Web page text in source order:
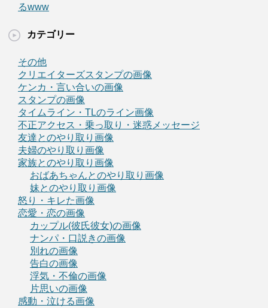
るwww
カテゴリー
その他
クリエイターズスタンプの画像
ケンカ・言い合いの画像
スタンプの画像
タイムライン・TLのライン画像
不正アクセス・乗っ取り・迷惑メッセージ
友達とのやり取り画像
夫婦のやり取り画像
家族とのやり取り画像
おばあちゃんとのやり取り画像
妹とのやり取り画像
怒り・キレた画像
恋愛・恋の画像
カップル(彼氏彼女)の画像
ナンパ・口説きの画像
別れの画像
告白の画像
浮気・不倫の画像
片思いの画像
感動・泣ける画像